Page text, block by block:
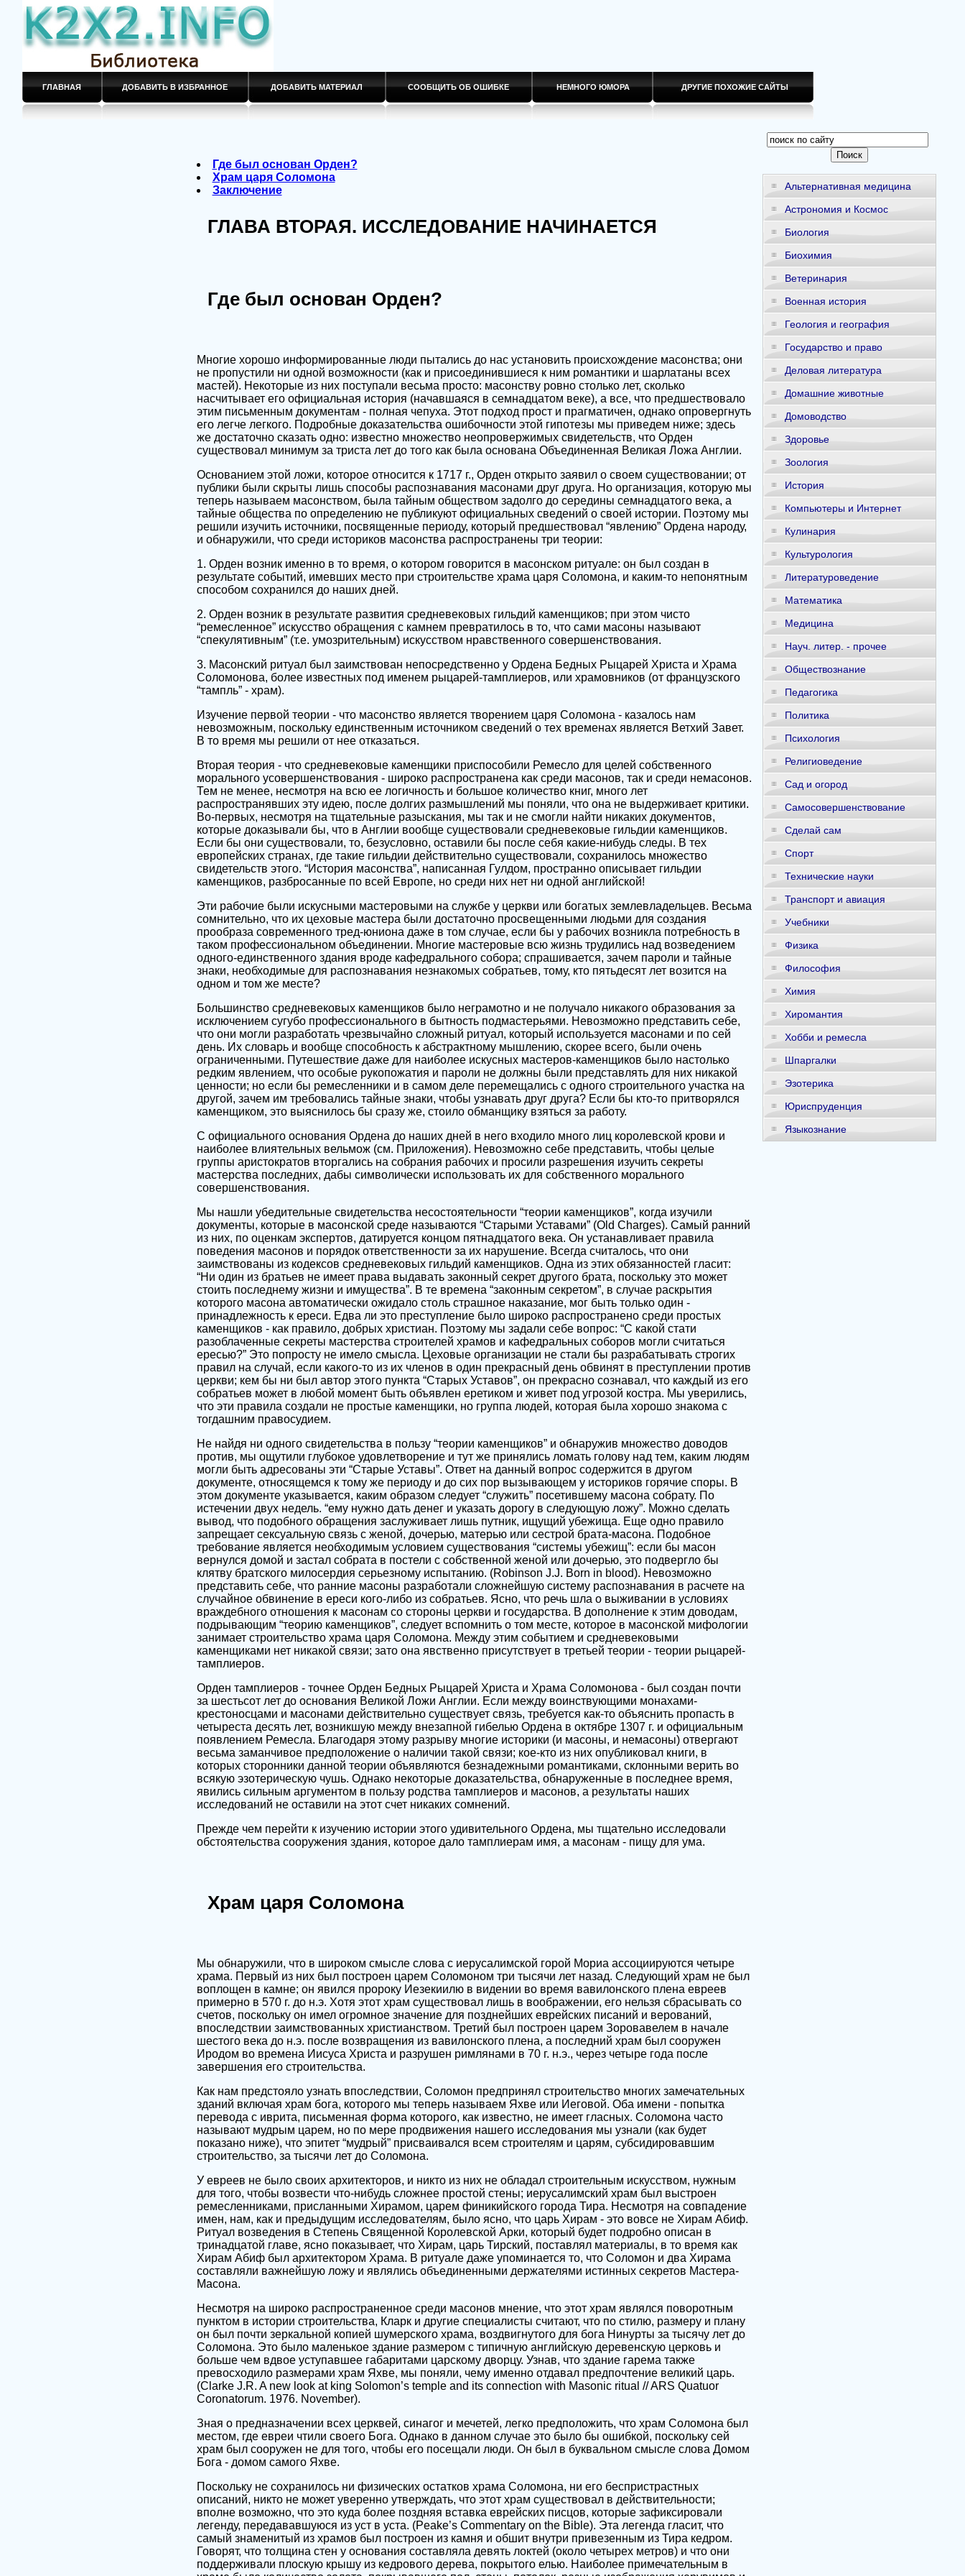
ГЛАВНАЯ ДОБАВИТЬ В ИЗБРАННОЕ ДОБАВИТЬ МАТЕРИАЛ СООБЩИТЬ ОБ ОШИБКЕ НЕМНОГО ЮМОРА ДРУГИЕ ПОХОЖИЕ САЙТЫ
Где был основан Орден?
Храм царя Соломона
Заключение
ГЛАВА ВТОРАЯ. ИССЛЕДОВАНИЕ НАЧИНАЕТСЯ
Где был основан Орден?
Многие хорошо информированные люди пытались до нас установить происхождение масонства; они
не пропустили ни одной возможности (как и присоединившиеся к ним романтики и шарлатаны всех
мастей). Некоторые из них поступали весьма просто: масонству ровно столько лет, сколько
насчитывает его официальная история (начавшаяся в семнадцатом веке), а все, что предшествовало
этим письменным документам - полная чепуха. Этот подход прост и прагматичен, однако опровергнуть
его легче легкого. Подробные доказательства ошибочности этой гипотезы мы приведем ниже; здесь
же достаточно сказать одно: известно множество неопровержимых свидетельств, что Орден
существовал минимум за триста лет до того как была основана Объединенная Великая Ложа Англии.
Основанием этой ложи, которое относится к 1717 г., Орден открыто заявил о своем существовании; от
публики были скрыты лишь способы распознавания масонами друг друга. Но организация, которую мы
теперь называем масонством, была тайным обществом задолго до середины семнадцатого века, а
тайные общества по определению не публикуют официальных сведений о своей истории. Поэтому мы
решили изучить источники, посвященные периоду, который предшествовал “явлению” Ордена народу,
и обнаружили, что среди историков масонства распространены три теории:
1. Орден возник именно в то время, о котором говорится в масонском ритуале: он был создан в
результате событий, имевших место при строительстве храма царя Соломона, и каким-то непонятным
способом сохранился до наших дней.
2. Орден возник в результате развития средневековых гильдий каменщиков; при этом чисто
“ремесленное” искусство обращения с камнем превратилось в то, что сами масоны называют
“спекулятивным” (т.е. умозрительным) искусством нравственного совершенствования.
3. Масонский ритуал был заимствован непосредственно у Ордена Бедных Рыцарей Христа и Храма
Соломонова, более известных под именем рыцарей-тамплиеров, или храмовников (от французского
“тампль” - храм).
Изучение первой теории - что масонство является творением царя Соломона - казалось нам
невозможным, поскольку единственным источником сведений о тех временах является Ветхий Завет.
В то время мы решили от нее отказаться.
Вторая теория - что средневековые каменщики приспособили Ремесло для целей собственного
морального усовершенствования - широко распространена как среди масонов, так и среди немасонов.
Тем не менее, несмотря на всю ее логичность и большое количество книг, много лет
распространявших эту идею, после долгих размышлений мы поняли, что она не выдерживает критики.
Во-первых, несмотря на тщательные разыскания, мы так и не смогли найти никаких документов,
которые доказывали бы, что в Англии вообще существовали средневековые гильдии каменщиков.
Если бы они существовали, то, безусловно, оставили бы после себя какие-нибудь следы. В тех
европейских странах, где такие гильдии действительно существовали, сохранилось множество
свидетельств этого. “История масонства”, написанная Гулдом, пространно описывает гильдии
каменщиков, разбросанные по всей Европе, но среди них нет ни одной английской!
Эти рабочие были искусными мастеровыми на службе у церкви или богатых землевладельцев. Весьма
сомнительно, что их цеховые мастера были достаточно просвещенными людьми для создания
прообраза современного тред-юниона даже в том случае, если бы у рабочих возникла потребность в
таком профессиональном объединении. Многие мастеровые всю жизнь трудились над возведением
одного-единственного здания вроде кафедрального собора; спрашивается, зачем пароли и тайные
знаки, необходимые для распознавания незнакомых собратьев, тому, кто пятьдесят лет возится на
одном и том же месте?
Большинство средневековых каменщиков было неграмотно и не получало никакого образования за
исключением сугубо профессионального в бытность подмастерьями. Невозможно представить себе,
что они могли разработать чрезвычайно сложный ритуал, который используется масонами и по сей
день. Их словарь и вообще способность к абстрактному мышлению, скорее всего, были очень
ограниченными. Путешествие даже для наиболее искусных мастеров-каменщиков было настолько
редким явлением, что особые рукопожатия и пароли не должны были представлять для них никакой
ценности; но если бы ремесленники и в самом деле перемещались с одного строительного участка на
другой, зачем им требовались тайные знаки, чтобы узнавать друг друга? Если бы кто-то притворялся
каменщиком, это выяснилось бы сразу же, стоило обманщику взяться за работу.
С официального основания Ордена до наших дней в него входило много лиц королевской крови и
наиболее влиятельных вельмож (см. Приложения). Невозможно себе представить, чтобы целые
группы аристократов вторгались на собрания рабочих и просили разрешения изучить секреты
мастерства последних, дабы символически использовать их для собственного морального
совершенствования.
Мы нашли убедительные свидетельства несостоятельности “теории каменщиков”, когда изучили
документы, которые в масонской среде называются “Старыми Уставами” (Old Charges). Самый ранний
из них, по оценкам экспертов, датируется концом пятнадцатого века. Он устанавливает правила
поведения масонов и порядок ответственности за их нарушение. Всегда считалось, что они
заимствованы из кодексов средневековых гильдий каменщиков. Одна из этих обязанностей гласит:
“Ни один из братьев не имеет права выдавать законный секрет другого брата, поскольку это может
стоить последнему жизни и имущества”. В те времена “законным секретом”, в случае раскрытия
которого масона автоматически ожидало столь страшное наказание, мог быть только один -
принадлежность к ереси. Едва ли это преступление было широко распространено среди простых
каменщиков - как правило, добрых христиан. Поэтому мы задали себе вопрос: “С какой стати
разоблаченные секреты мастерства строителей храмов и кафедральных соборов могли считаться
ересью?” Это попросту не имело смысла. Цеховые организации не стали бы разрабатывать строгих
правил на случай, если какого-то из их членов в один прекрасный день обвинят в преступлении против
церкви; кем бы ни был автор этого пункта “Старых Уставов”, он прекрасно сознавал, что каждый из его
собратьев может в любой момент быть объявлен еретиком и живет под угрозой костра. Мы уверились,
что эти правила создали не простые каменщики, но группа людей, которая была хорошо знакома с
тогдашним правосудием.
Не найдя ни одного свидетельства в пользу “теории каменщиков” и обнаружив множество доводов
против, мы ощутили глубокое удовлетворение и тут же принялись ломать голову над тем, каким людям
могли быть адресованы эти “Старые Уставы”. Ответ на данный вопрос содержится в другом
документе, относящемся к тому же периоду и до сих пор вызывающем у историков горячие споры. В
этом документе указывается, каким образом следует “служить” посетившему масона собрату. По
истечении двух недель. “ему нужно дать денег и указать дорогу в следующую ложу”. Можно сделать
вывод, что подобного обращения заслуживает лишь путник, ищущий убежища. Еще одно правило
запрещает сексуальную связь с женой, дочерью, матерью или сестрой брата-масона. Подобное
требование является необходимым условием существования “системы убежищ”: если бы масон
вернулся домой и застал собрата в постели с собственной женой или дочерью, это подвергло бы
клятву братского милосердия серьезному испытанию. (Robinson J.J. Born in blood). Невозможно
представить себе, что ранние масоны разработали сложнейшую систему распознавания в расчете на
случайное обвинение в ереси кого-либо из собратьев. Ясно, что речь шла о выживании в условиях
враждебного отношения к масонам со стороны церкви и государства. В дополнение к этим доводам,
подрывающим “теорию каменщиков”, следует вспомнить о том месте, которое в масонской мифологии
занимает строительство храма царя Соломона. Между этим событием и средневековыми
каменщиками нет никакой связи; зато она явственно присутствует в третьей теории - теории рыцарей-
тамплиеров.
Орден тамплиеров - точнее Орден Бедных Рыцарей Христа и Храма Соломонова - был создан почти
за шестьсот лет до основания Великой Ложи Англии. Если между воинствующими монахами-
крестоносцами и масонами действительно существует связь, требуется как-то объяснить пропасть в
четыреста десять лет, возникшую между внезапной гибелью Ордена в октябре 1307 г. и официальным
появлением Ремесла. Благодаря этому разрыву многие историки (и масоны, и немасоны) отвергают
весьма заманчивое предположение о наличии такой связи; кое-кто из них опубликовал книги, в
которых сторонники данной теории объявляются безнадежными романтиками, склонными верить во
всякую эзотерическую чушь. Однако некоторые доказательства, обнаруженные в последнее время,
явились сильным аргументом в пользу родства тамплиеров и масонов, а результаты наших
исследований не оставили на этот счет никаких сомнений.
Прежде чем перейти к изучению истории этого удивительного Ордена, мы тщательно исследовали
обстоятельства сооружения здания, которое дало тамплиерам имя, а масонам - пищу для ума.
Храм царя Соломона
Мы обнаружили, что в широком смысле слова с иерусалимской горой Мориа ассоциируются четыре
храма. Первый из них был построен царем Соломоном три тысячи лет назад. Следующий храм не был
воплощен в камне; он явился пророку Иезекиилю в видении во время вавилонского плена евреев
примерно в 570 г. до н.э. Хотя этот храм существовал лишь в воображении, его нельзя сбрасывать со
счетов, поскольку он имел огромное значение для позднейших еврейских писаний и верований,
впоследствии заимствованных христианством. Третий был построен царем Зоровавелем в начале
шестого века до н.э. после возвращения из вавилонского плена, а последний храм был сооружен
Иродом во времена Иисуса Христа и разрушен римлянами в 70 г. н.э., через четыре года после
завершения его строительства.
Как нам предстояло узнать впоследствии, Соломон предпринял строительство многих замечательных
зданий включая храм бога, которого мы теперь называем Яхве или Иеговой. Оба имени - попытка
перевода с иврита, письменная форма которого, как известно, не имеет гласных. Соломона часто
называют мудрым царем, но по мере продвижения нашего исследования мы узнали (как будет
показано ниже), что эпитет “мудрый” присваивался всем строителям и царям, субсидировавшим
строительство, за тысячи лет до Соломона.
У евреев не было своих архитекторов, и никто из них не обладал строительным искусством, нужным
для того, чтобы возвести что-нибудь сложнее простой стены; иерусалимский храм был выстроен
ремесленниками, присланными Хирамом, царем финикийского города Тира. Несмотря на совпадение
имен, нам, как и предыдущим исследователям, было ясно, что царь Хирам - это вовсе не Хирам Абиф.
Ритуал возведения в Степень Священной Королевской Арки, который будет подробно описан в
тринадцатой главе, ясно показывает, что Хирам, царь Тирский, поставлял материалы, в то время как
Хирам Абиф был архитектором Храма. В ритуале даже упоминается то, что Соломон и два Хирама
составляли важнейшую ложу и являлись объединенными держателями истинных секретов Мастера-
Масона.
Несмотря на широко распространенное среди масонов мнение, что этот храм являлся поворотным
пунктом в истории строительства, Кларк и другие специалисты считают, что по стилю, размеру и плану
он был почти зеркальной копией шумерского храма, воздвигнутого для бога Нинурты за тысячу лет до
Соломона. Это было маленькое здание размером с типичную английскую деревенскую церковь и
больше чем вдвое уступавшее габаритами царскому дворцу. Узнав, что здание гарема также
превосходило размерами храм Яхве, мы поняли, чему именно отдавал предпочтение великий царь.
(Clarke J.R. A new look at king Solomon’s temple and its connection with Masonic ritual // ARS Quatuor
Coronatorum. 1976. November).
Зная о предназначении всех церквей, синагог и мечетей, легко предположить, что храм Соломона был
местом, где евреи чтили своего Бога. Однако в данном случае это было бы ошибкой, поскольку сей
храм был сооружен не для того, чтобы его посещали люди. Он был в буквальном смысле слова Домом
Бога - домом самого Яхве.
Поскольку не сохранилось ни физических остатков храма Соломона, ни его беспристрастных
описаний, никто не может уверенно утверждать, что этот храм существовал в действительности;
вполне возможно, что это куда более поздняя вставка еврейских писцов, которые зафиксировали
легенду, передававшуюся из уст в уста. (Peake’s Commentary on the Bible). Эта легенда гласит, что
самый знаменитый из храмов был построен из камня и обшит внутри привезенным из Тира кедром.
Говорят, что толщина стен у основания составляла девять локтей (около четырех метров) и что они
поддерживали плоскую крышу из кедрового дерева, покрытого елью. Наиболее примечательным в
Альтернативная медицина
Астрономия и Космос
Биология
Биохимия
Ветеринария
Военная история
Геология и география
Государство и право
Деловая литература
Домашние животные
Домоводство
Здоровье
Зоология
История
Компьютеры и Интернет
Кулинария
Культурология
Литературоведение
Математика
Медицина
Науч. литер. - прочее
Обществознание
Педагогика
Политика
Психология
Религиоведение
Сад и огород
Самосовершенствование
Сделай сам
Спорт
Технические науки
Транспорт и авиация
Учебники
Физика
Философия
Химия
Хиромантия
Хобби и ремесла
Шпаргалки
Эзотерика
Юриспруденция
Языкознание